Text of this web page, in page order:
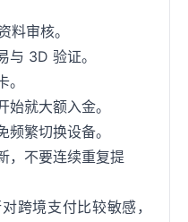
料审核。
与 3D 验证。
就大额入金。
繁切换设备。
，不要连续重复提
跨境支付比较敏感，